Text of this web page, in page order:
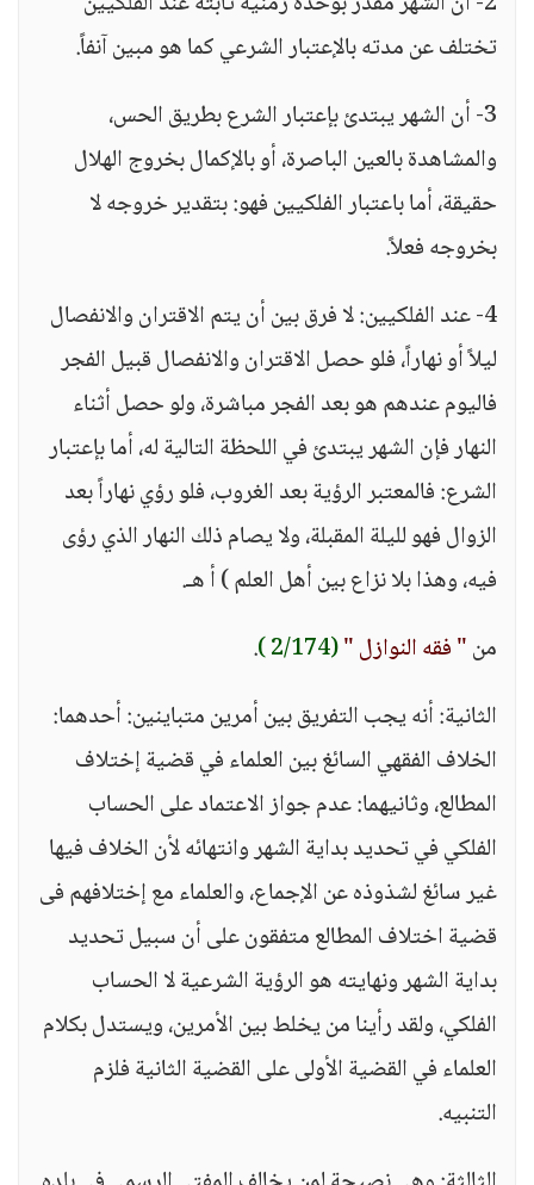
تختلف عن مدته بالإعتبار الشرعي كما هو مبين آنفاً.
3- أن الشهر يبتدئ بإعتبار الشرع بطريق الحس،
والمشاهدة بالعين الباصرة، أو بالإكمال بخروج الهلال
حقيقة، أما باعتبار الفلكيين فهو: بتقدير خروجه لا
بخروجه فعلاً.
4- عند الفلكيين: لا فرق بين أن يتم الاقتران والانفصال
ليلاً أو نهاراً، فلو حصل الاقتران والانفصال قبيل الفجر
فاليوم عندهم هو بعد الفجر مباشرة، ولو حصل أثناء
النهار فإن الشهر يبتدئ في اللحظة التالية له، أما بإعتبار
الشرع: فالمعتبر الرؤية بعد الغروب، فلو رؤي نهاراً بعد
الزوال فهو لليلة المقبلة، ولا يصام ذلك النهار الذي رؤى
فيه، وهذا بلا نزاع بين أهل العلم ) أ هـ.
من" فقه النوازل "(2/174 )
.
الثانية: أنه يجب التفريق بين أمرين متباينين: أحدهما:
الخلاف الفقهي السائغ بين العلماء في قضية إختلاف
المطالع، وثانيهما: عدم جواز الاعتماد على الحساب
الفلكي في تحديد بداية الشهر وانتهائه لأن الخلاف فيها
غير سائغ لشذوذه عن الإجماع، والعلماء مع إختلافهم فى
قضية اختلاف المطالع متفقون على أن سبيل تحديد
بداية الشهر ونهايته هو الرؤية الشرعية لا الحساب
الفلكي، ولقد رأينا من يخلط بين الأمرين، ويستدل بكلام
العلماء في القضية الأولى على القضية الثانية فلزم
التنبيه.